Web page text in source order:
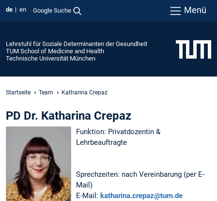
de en Google Suche Menü
Lehrstuhl für Soziale Determinanten der Gesundheit
TUM School of Medicine and Health
Technische Universität München
Startseite Team Katharina Crepaz
PD Dr. Katharina Crepaz
Funktion: Privatdozentin &
Lehrbeauftragte
Sprechzeiten: nach Vereinbarung (per E-
Mail)
E-Mail: katharina.crepaz@tum.de